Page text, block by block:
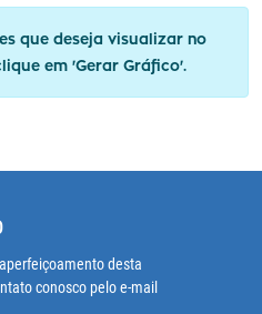
que deseja visualizar no
em 'Gerar Gráfico'.
desta
conosco pelo e-mail